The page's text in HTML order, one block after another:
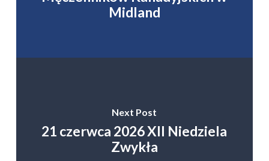
Midland
Next Post
21 czerwca 2026 XII Niedziela
Zwykła